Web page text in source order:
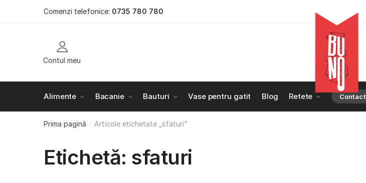
Skip to navigation
Skip to content
Comenzi telefonice: 0735 780 780
Contul meu
Alimente Bacanie Bauturi Vase pentru gatit Blog Retete Contact
Prima pagină / Articole etichetate „sfaturi”
Etichetă: sfaturi